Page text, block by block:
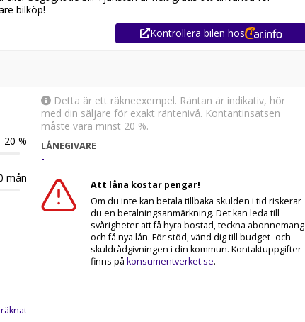
Kamux breda utbud av begagnade bilar!
bilköp!
Kontrollera bilen hos
20 %
mån
Detta är ett räkneexempel. Räntan är indikativ, hör
med din säljare för exakt räntenivå. Kontantinsatsen
måste vara minst 20 %.
LÅNEGIVARE
-
Att låna kostar pengar!
Om du inte kan betala tillbaka skulden i tid riskerar
du en betalningsanmärkning. Det kan leda till
svårigheter att få hyra bostad, teckna abonnemang
och få nya lån. För stöd, vänd dig till budget- och
skuldrådgivningen i din kommun. Kontaktuppgifter
finns på konsumentverket.se.